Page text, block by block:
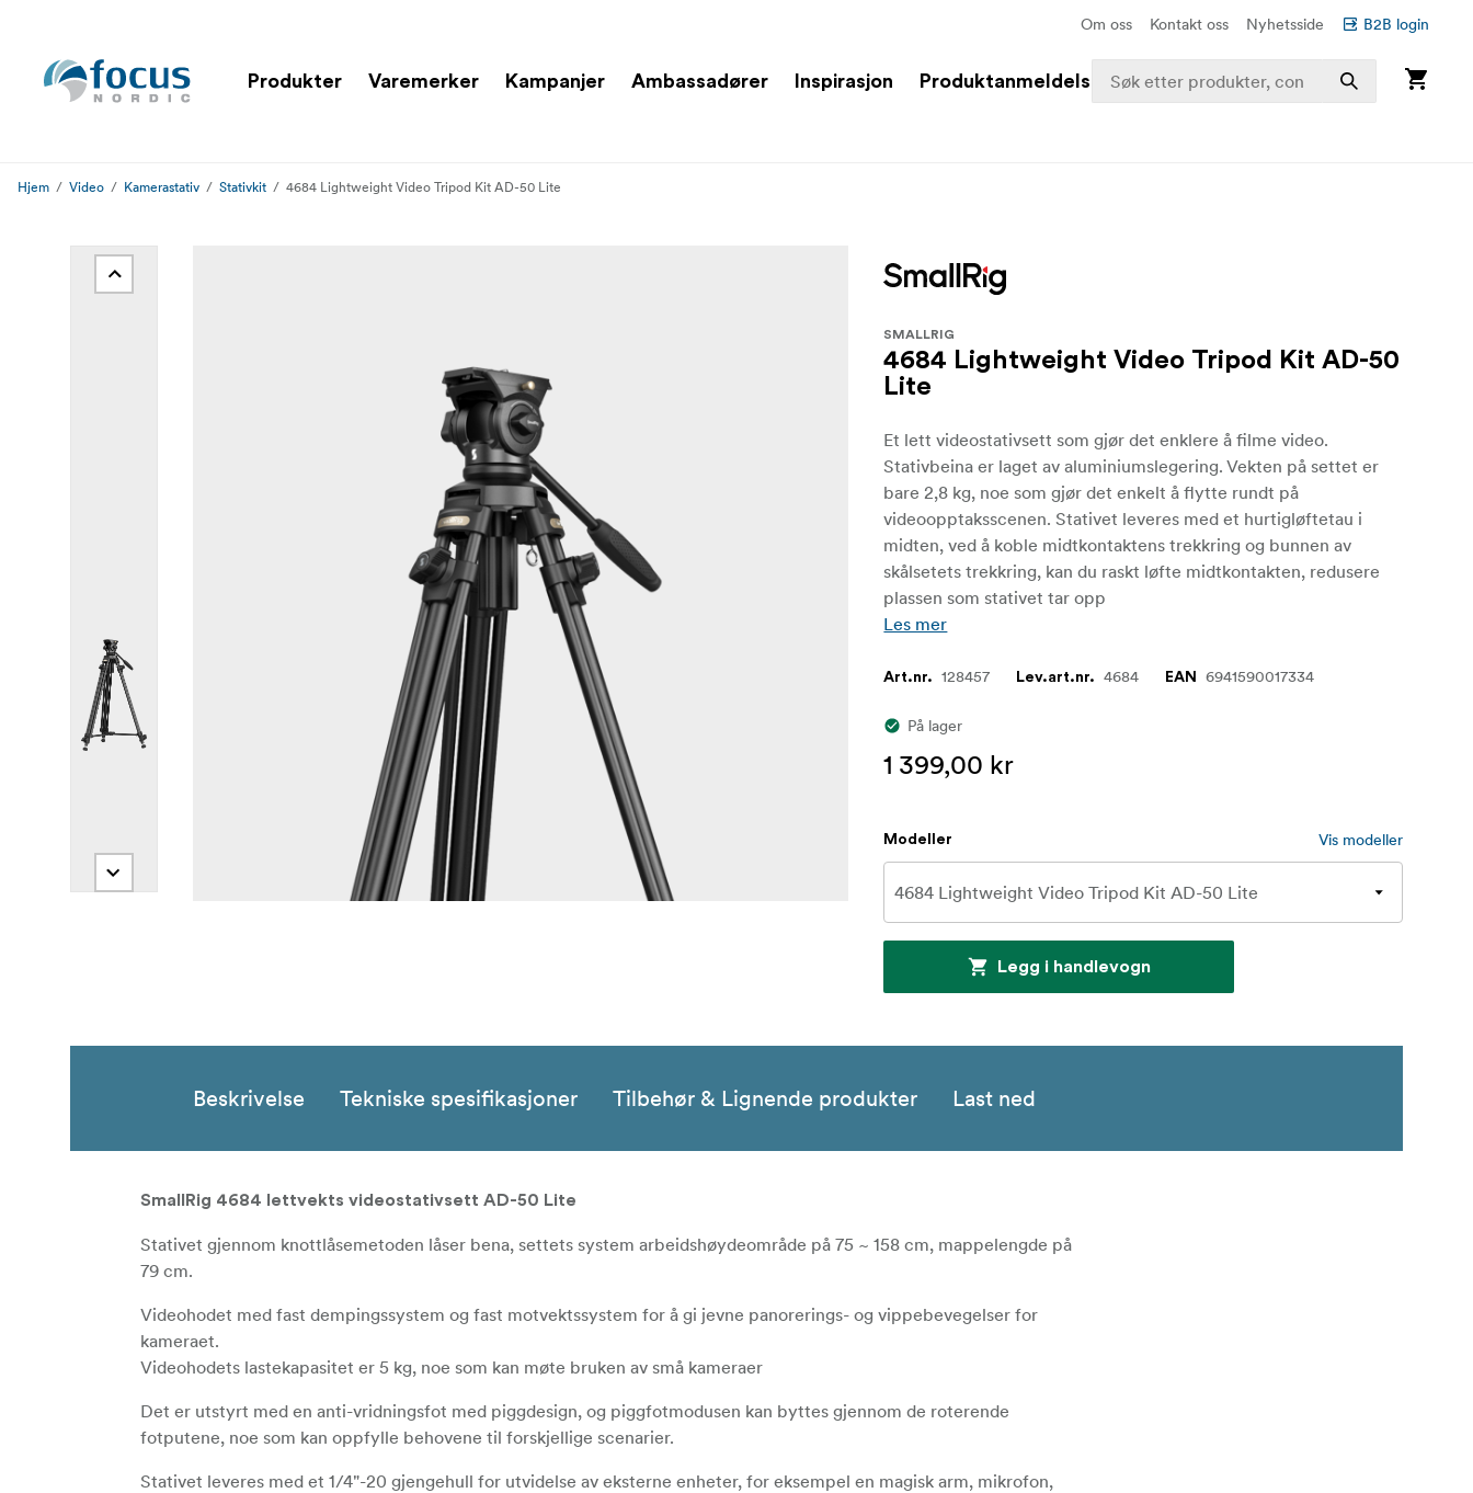
Om oss Kontakt oss Nyhetsside B2B login
Produkter Varemerker Kampanjer Ambassadører Inspirasjon Produktanmeldelser
Hjem Video Kamerastativ Stativkit 4684 Lightweight Video Tripod Kit AD-50 Lite
SMALLRIG
4684 Lightweight Video Tripod Kit AD-50
Lite
Et lett videostativsett som gjør det enklere å filme video.
Stativbeina er laget av aluminiumslegering. Vekten på settet er
bare 2,8 kg, noe som gjør det enkelt å flytte rundt på
videoopptaksscenen. Stativet leveres med et hurtigløftetau i
midten, ved å koble midtkontaktens trekkring og bunnen av
skålsetets trekkring, kan du raskt løfte midtkontakten, redusere
plassen som stativet tar opp
Les mer
Art.nr. 128457 Lev.art.nr. 4684 EAN 6941590017334
På lager
1 399,00 kr
Modeller Vis modeller
Legg i handlevogn
Beskrivelse Tekniske spesifikasjoner Tilbehør & Lignende produkter Last ned
SmallRig 4684 lettvekts videostativsett AD-50 Lite
Stativet gjennom knottlåsemetoden låser bena, settets system arbeidshøydeområde på 75 ~ 158 cm, mappelengde på
79 cm.
Videohodet med fast dempingssystem og fast motvektssystem for å gi jevne panorerings- og vippebevegelser for
kameraet.
Videohodets lastekapasitet er 5 kg, noe som kan møte bruken av små kameraer
Det er utstyrt med en anti-vridningsfot med piggdesign, og piggfotmodusen kan byttes gjennom de roterende
fotputene, noe som kan oppfylle behovene til forskjellige scenarier.
Stativet leveres med et 1/4"-20 gjengehull for utvidelse av eksterne enheter, for eksempel en magisk arm, mikrofon,